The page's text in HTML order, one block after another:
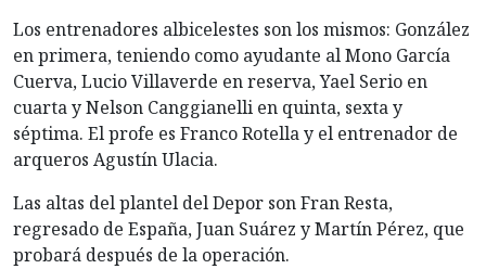
Los entrenadores albicelestes son los mismos: González
en primera, teniendo como ayudante al Mono García
Cuerva, Lucio Villaverde en reserva, Yael Serio en
cuarta y Nelson Canggianelli en quinta, sexta y
séptima. El profe es Franco Rotella y el entrenador de
arqueros Agustín Ulacia.
Las altas del plantel del Depor son Fran Resta,
regresado de España, Juan Suárez y Martín Pérez, que
probará después de la operación.